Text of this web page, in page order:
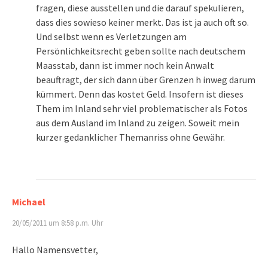
fragen, diese ausstellen und die darauf spekulieren,
dass dies sowieso keiner merkt. Das ist ja auch oft so.
Und selbst wenn es Verletzungen am
Persönlichkeitsrecht geben sollte nach deutschem
Maasstab, dann ist immer noch kein Anwalt
beauftragt, der sich dann über Grenzen h inweg darum
kümmert. Denn das kostet Geld. Insofern ist dieses
Them im Inland sehr viel problematischer als Fotos
aus dem Ausland im Inland zu zeigen. Soweit mein
kurzer gedanklicher Themanriss ohne Gewähr.
Michael
20/05/2011 um 8:58 p.m. Uhr
Hallo Namensvetter,